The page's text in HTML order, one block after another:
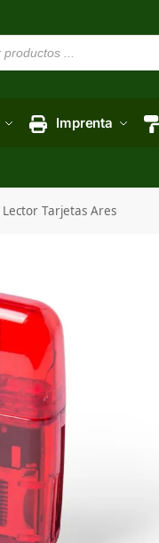
Imprenta
Lector Tarjetas Ares